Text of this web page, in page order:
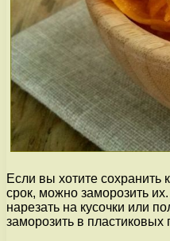
Если вы хотите сохранить
срок, можно заморозить
нарезать на кусочки или
заморозить в пластиковых